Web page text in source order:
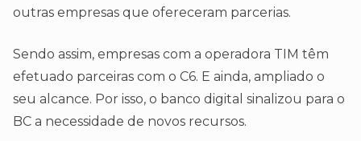
outras empresas que ofereceram parcerias.
Sendo assim, empresas com a operadora TIM têm
efetuado parceiras com o C6. E ainda, ampliado o
seu alcance. Por isso, o banco digital sinalizou para o
BC a necessidade de novos recursos.